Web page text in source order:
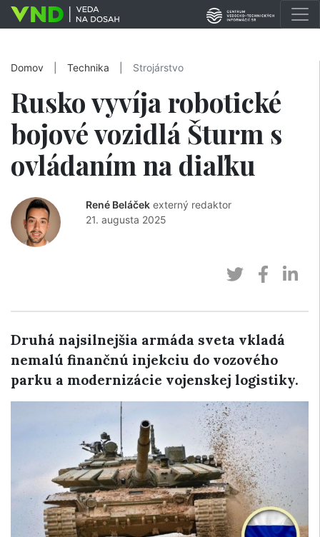
Domov Technika Strojárstvo
Rusko vyvíja robotické
bojové vozidlá Šturm s
ovládaním na diaľku
René Beláček externý redaktor
21. augusta 2025
Druhá najsilnejšia armáda sveta vkladá
nemalú finančnú injekciu do vozového
parku a modernizácie vojenskej logistiky.